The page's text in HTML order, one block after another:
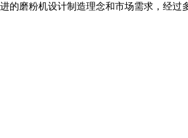
的磨粉机设计制造理念和市场需求，经过